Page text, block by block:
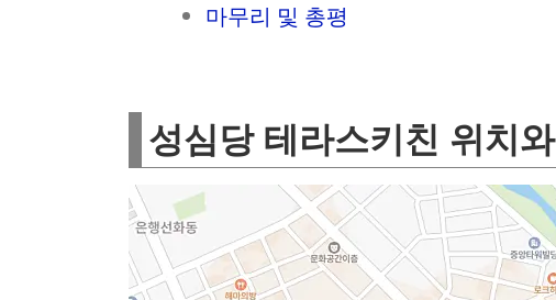
마무리 및 총평
성심당 테라스키친 위치